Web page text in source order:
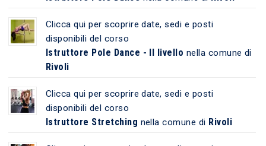
Clicca qui per scoprire date, sedi e posti
disponibili del corso
Istruttore Pole Dance - II livello nella comune di
Rivoli
Clicca qui per scoprire date, sedi e posti
disponibili del corso
Istruttore Stretching nella comune di Rivoli